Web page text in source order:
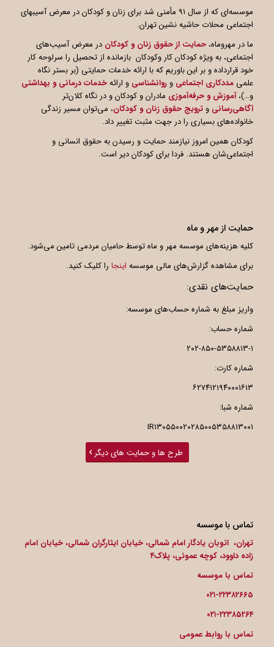
موسسه‌ای که از سال ۹۱ مأمنی شد برای زنان و کودکان در معرض آسیبهای
اجتماعی محلات حاشیه نشین تهران.
ما در مهروماه، حمایت از حقوق زنان و کودکان در معرض آسیب‌های
اجتماعی، به ویژه کودکان کار وکودکان بازمانده از تحصیل را سرلوحه کار
خود قرارداده و بر این باوریم که با ارائه خدمات حمایتی (بر بستر نگاه
علمی مددکاری اجتماعی و روانشناسی و ارائهخدمات درمانی و بهداشتی
و…)،آموزش و حرفه‌آموزی مادران و کودکان و در نگاه کلان‌تر
آگاهیرسانی و ترویج حقوق زنان و کودکان، می‌توان مسیر زندگی
خانواده‌های بسیاری را در جهت مثبت تغییر داد.
کودکان همین امروز نیازمند حمایت و رسیدن به حقوق انسانی و
اجتماعی‌شان هستند. فردا برای کودکان دیر است.
حمایت از مهر و ماه
کلیه هزینه‌های موسسه مهر و ماه توسط حامیان مردمی تامین می‌شود.
برای مشاهده گزارش‌های مالی موسسه اینجارا کلیک کنید.
حمایت‌های نقدی:
واریز مبلغ به شماره حساب‌های موسسه:
شماره حساب:
۲۰۲-۸۵۰-۵۳۵۸۸۱۳-۱
شماره کارت:
۶۲۷۴۱۲۱۹۴۰۰۰۱۶۱۳
شماره شبا:
IR۱۳۰۵۵۰۰۲۰۲۸۵۰۰۵۳۵۸۸۱۳۰۰۱
طرح ها و حمایت های دیگر
تماس با موسسه
تهران، اتوبان یادگار امام شمالی، خیابان ایثارگران شمالی، خیابان امام
زاده داوود، کوچه عموئی، پلاک۴
تماس با موسسه
۰۲۱-۲۲۳۸۲۶۶۵
۰۲۱-۲۲۳۸۵۲۶۴
تماس با روابط عمومی